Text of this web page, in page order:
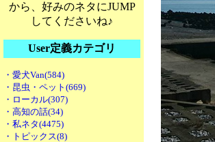
から、好みのネタにJUMP
してくださいね♪
User定義カテゴリ
・愛犬Van(584)
・昆虫・ペット(669)
・ローカル(307)
・高知の話(34)
・私ネタ(4475)
・トピックス(8)